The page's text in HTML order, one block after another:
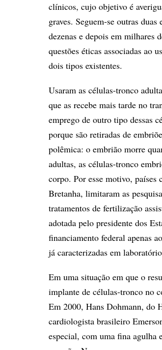
clínicos, cujo objetivo é
graves. Seguem-se outras
dezenas e depois em milhares
questões éticas associadas ao
dois tipos existentes.
Usaram as células-tronco
que as recebe mais tarde no
emprego de outro tipo dessas
porque são retiradas de
polêmica: o embrião morre
adultas, as células-tronco
corpo. Por esse motivo,
Bretanha, limitaram as
tratamentos de fertilização
adotada pelo presidente dos
financiamento federal apenas
já caracterizadas em
Em uma situação em que o
implante de células-tronco no
Em 2000, Hans Dohmann, do
cardiologista brasileiro
especial, com uma fina agulha